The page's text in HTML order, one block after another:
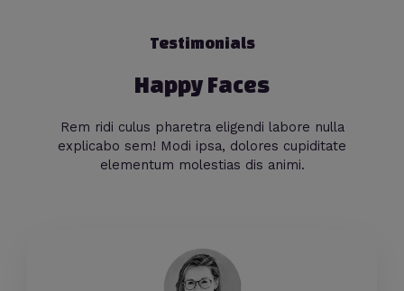
Testimonials
Happy Faces
Rem ridi culus pharetra eligendi labore nulla
explicabo sem! Modi ipsa, dolores cupiditate
elementum molestias dis animi.